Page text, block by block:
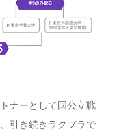
ナーとして国公立戦
引き続きラクプラで